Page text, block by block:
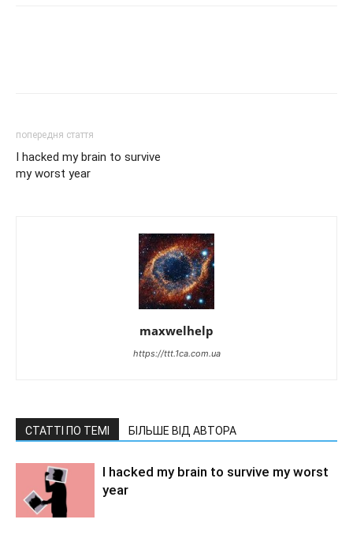
попередня стаття
I hacked my brain to survive
my worst year
maxwelhelp
https://ttt.1ca.com.ua
СТАТТІ ПО ТЕМІ БІЛЬШЕ ВІД АВТОРА
I hacked my brain to survive my worst
year